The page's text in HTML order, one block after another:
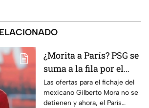
¿Morita a París? PSG se
suma a la fila por el
fichaje de Gilberto
Mora
Las ofertas para el fichaje del
mexicano Gilberto Mora no se
detienen y ahora, el París